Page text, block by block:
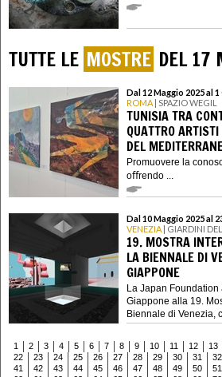
TUTTE LE MOSTRE DEL 17
Dal 12 Maggio 2025 al
ROMA | SPAZIO WEGIL
TUNISIA TRA
QUATTRO
DEL
Promuovere la
oﬀrendo ...
Dal 10 Maggio 2025 al
VENEZIA | GIARDINI
19. MOSTRA
LA BIENNALE DI
GIAPPONE
La Japan
Giappone alla 19.
Biennale di Venezia,
1 2 3 4 5 6 7 8 9 10 11 12 13
22
23 24 25 26 27 28 29 30 31 32
41
42 43 44 45 46 47 48 49 50 51